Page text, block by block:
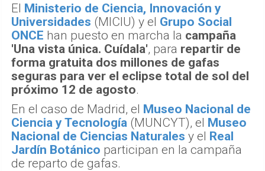
El Ministerio de Ciencia, Innovación y
Universidades (MICIU) y el Grupo Social
ONCE han puesto en marcha la campaña
'Una vista única. Cuídala', para repartir de
forma gratuita dos millones de gafas
seguras para ver el eclipse total de sol del
próximo 12 de agosto.
En el caso de Madrid, el Museo Nacional de
Ciencia y Tecnología (MUNCYT), el Museo
Nacional de Ciencias Naturales y el Real
Jardín Botánico participan en la campaña
de reparto de gafas.